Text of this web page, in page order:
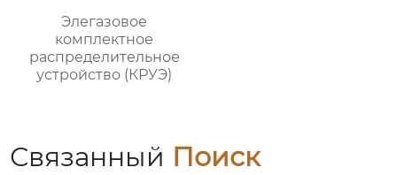
Элегазовое
комплектное
распределительное
устройство (КРУЭ)
Связанный Поиск